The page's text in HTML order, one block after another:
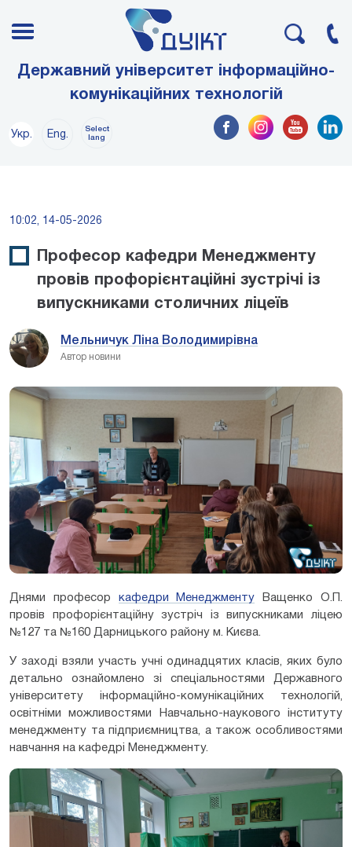
Державний університет інформаційно-
комунікаційних технологій
Укр. Eng.
Select
lang
10:02, 14-05-2026
Професор кафедри Менеджменту
провів профорієнтаційні зустрічі із
випускниками столичних ліцеїв
Мельничук Ліна Володимирівна
Автор новини
Днями професор кафедри Менеджменту Ващенко О.П.
провів профорієнтаційну зустріч із випускниками ліцею
№127 та №160 Дарницького району м. Києва.
У заході взяли участь учні одинадцятих класів, яких було
детально ознайомлено зі спеціальностями Державного
університету інформаційно-комунікаційних технологій,
освітніми можливостями Навчально-наукового інституту
менеджменту та підприємництва, а також особливостями
навчання на кафедрі Менеджменту.